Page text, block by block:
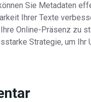
Sie Metadaten
Ihrer Texte
Online-Präsenz zu
Strategie, um Ihr